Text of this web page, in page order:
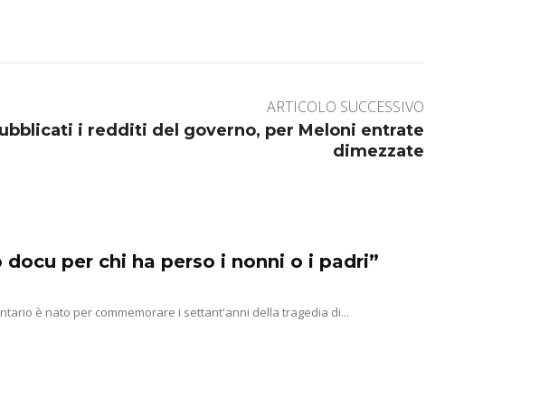
ARTICOLO SUCCESSIVO
i redditi del governo, per Meloni entrate
dimezzate
docu per chi ha perso i nonni o i padri”
è nato per commemorare i settant'anni della tragedia di...